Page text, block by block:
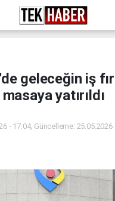
geleceğin iş
masaya yatırıldı
- 17:04, Güncelleme: 25.05.2026